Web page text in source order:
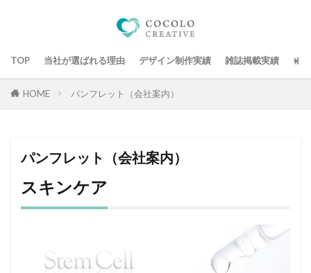
TOP 当社が選ばれる理由 デザイン制作実績 雑誌掲載実績 デ
HOME パンフレット（会社案内）
パンフレット（会社案内）
スキンケア